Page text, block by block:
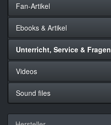
Fan-Artikel
Ebooks & Artikel
Unterricht, Service & Fragen
Videos
Sound files